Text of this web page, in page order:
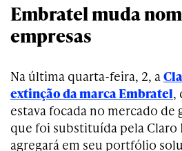
Embratel muda
empresas
Na última quarta-feira, 2, a
extinção da marca Embratel,
estava focada no mercado de
que foi substituída pela Claro
agregará em seu portfólio